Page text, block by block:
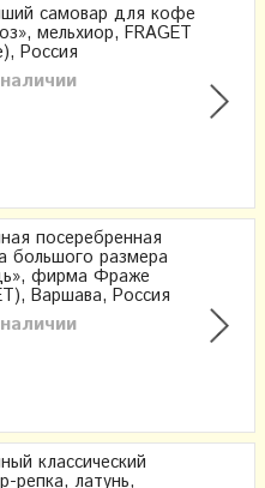
самовар для кофе
мельхиор, FRAGET
Россия
посеребренная
большого размера
фирма Фраже
Варшава, Россия
классический
репка, латунь,